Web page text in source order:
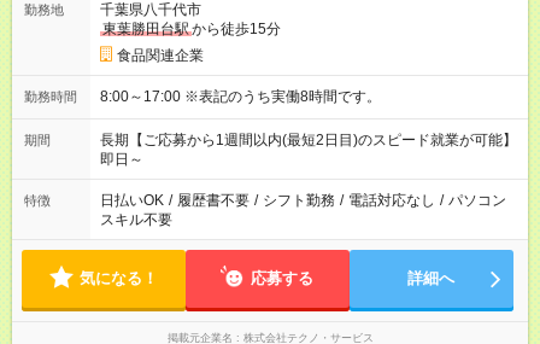
勤務地
千葉県八千代市
東葉勝田台駅から徒歩15分
食品関連企業
勤務時間 8:00～17:00 ※表記のうち実働8時間です。
期間
長期【ご応募から1週間以内(最短2日目)のスピード就業が可能】
即日～
特徴 日払いOK / 履歴書不要 / シフト勤務 / 電話対応なし / パソコン
スキル不要
気になる！ 応募する 詳細へ
掲載元企業名 株式会社テクノ・サービス